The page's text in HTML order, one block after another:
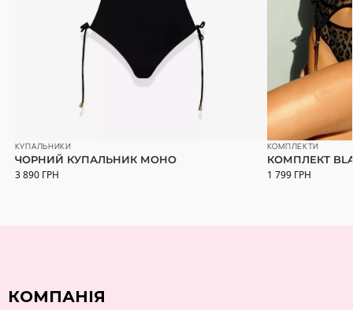
КУПАЛЬНИКИ
ЧОРНИЙ КУПАЛЬНИК МОНО
3 890 ГРН
КОМПЛЕКТИ
КОМПЛЕКТ
1 799 ГРН
КОМПАНІЯ